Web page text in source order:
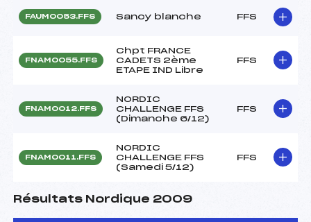
FAUM0053.FFS Sancy blanche FFS
FNAM0055.FFS
Chpt FRANCE
CADETS 2ème
ETAPE IND Libre
FFS
FNAM0012.FFS
NORDIC
CHALLENGE FFS
(Dimanche 6/12)
FFS
FNAM0011.FFS
NORDIC
CHALLENGE FFS
(Samedi 5/12)
FFS
Résultats Nordique 2009